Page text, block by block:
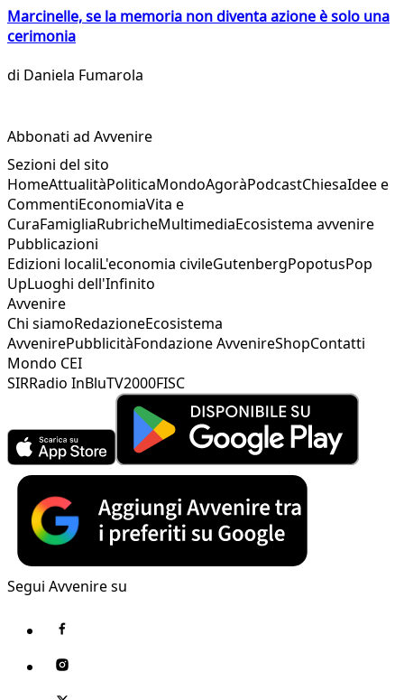
Marcinelle, se la memoria non diventa azione è solo una
cerimonia
di Daniela Fumarola
Abbonati ad Avvenire
Sezioni del sito
HomeAttualitàPoliticaMondoAgoràPodcastChiesaIdee e
CommentiEconomiaVita e
CuraFamigliaRubricheMultimediaEcosistema avvenire
Pubblicazioni
Edizioni localiL'economia civileGutenbergPopotusPop
UpLuoghi dell'Infinito
Avvenire
Chi siamoRedazioneEcosistema
AvvenirePubblicitàFondazione AvvenireShopContatti
Mondo CEI
SIRRadio InBluTV2000FISC
Segui Avvenire su